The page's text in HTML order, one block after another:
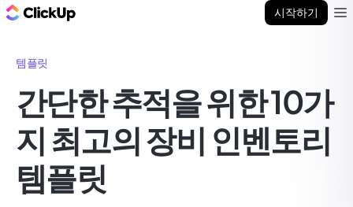
시작하기
템플릿
간단한 추적을 위한 10가
지 최고의 장비 인벤토리
템플릿